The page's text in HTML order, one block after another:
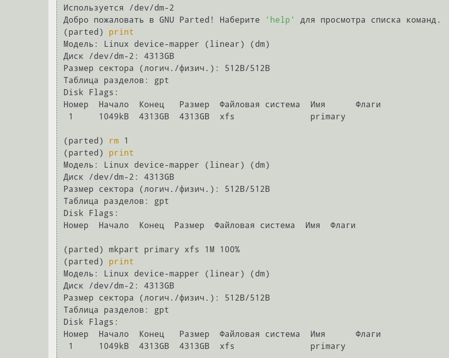
Используется /dev/dm-2
Добро пожаловать в GNU Parted! Наберите
'help'
для просмотра списка команд.
(parted) print
Модель: Linux device-mapper (linear) (dm)
Диск /dev/dm-2: 4313GB
Размер сектора (логич./физич.): 512B/512B
Таблица разделов: gpt
Disk Flags:
Номер  Начало  Конец   Размер  Файловая система  Имя      Флаги
(parted) rm 1
(parted) print
Модель: Linux device-mapper (linear) (dm)
Диск /dev/dm-2: 4313GB
Размер сектора (логич./физич.): 512B/512B
Таблица разделов: gpt
Disk Flags:
Номер  Начало  Конец  Размер  Файловая система  Имя  Флаги
(parted) mkpart primary xfs 1M 100%
(parted) print
Модель: Linux device-mapper (linear) (dm)
Диск /dev/dm-2: 4313GB
Размер сектора (логич./физич.): 512B/512B
Таблица разделов: gpt
Disk Flags:
Номер  Начало  Конец   Размер  Файловая система  Имя      Флаги